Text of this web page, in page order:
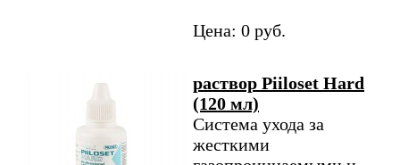
Цена: 0 руб.
раствор Piiloset Hard
(120 мл)
Система ухода за
жесткими